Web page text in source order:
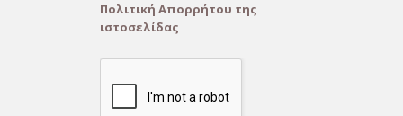
Πολιτική Απορρήτου της
ιστοσελίδας